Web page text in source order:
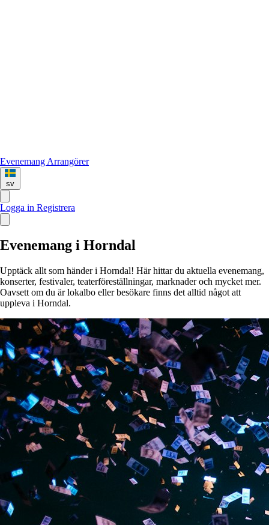
Evenemang Arrangörer
sv
Logga in Registrera
Evenemang i Horndal
Upptäck allt som händer i Horndal! Här hittar du aktuella evenemang,
konserter, festivaler, teaterföreställningar, marknader och mycket mer.
Oavsett om du är lokalbo eller besökare finns det alltid något att
uppleva i Horndal.